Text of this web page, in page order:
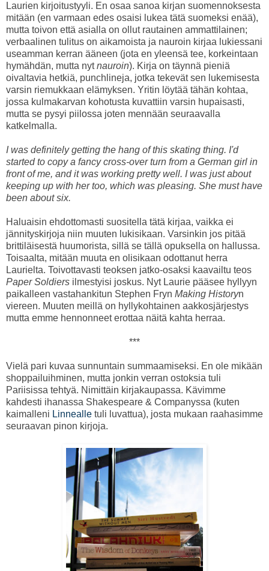
Laurien kirjoitustyyli. En osaa sanoa kirjan suomennoksesta
mitään (en varmaan edes osaisi lukea tätä suomeksi enää),
mutta toivon että asialla on ollut rautainen ammattilainen;
verbaalinen tulitus on aikamoista ja nauroin kirjaa lukiessani
useamman kerran ääneen (jota en yleensä tee, korkeintaan
hymähdän, mutta nytnauroin). Kirja on täynnä pieniä
oivaltavia hetkiä, punchlineja, jotka tekevät sen lukemisesta
varsin riemukkaan elämyksen. Yritin löytää tähän kohtaa,
jossa kulmakarvan kohotusta kuvattiin varsin hupaisasti,
mutta se pysyi piilossa joten mennään seuraavalla
katkelmalla.
I was definitely getting the hang of this skating thing. I'd
started to copy a fancy cross-over turn from a German girl in
front of me, and it was working pretty well. I was just about
keeping up with her too, which was pleasing. She must have
been about six.
Haluaisin ehdottomasti suositella tätä kirjaa, vaikka ei
jännityskirjoja niin muuten lukisikaan. Varsinkin jos pitää
brittiläisestä huumorista, sillä se tällä opuksella on hallussa.
Toisaalta, mitään muuta en olisikaan odottanut herra
Laurielta. Toivottavasti teoksen jatko-osaksi kaavailtu teos
Paper Soldiers ilmestyisi joskus. Nyt Laurie pääsee hyllyyn
paikalleen vastahankitun Stephen Fryn Making Historyn
viereen. Muuten meillä on hyllykohtainen aakkosjärjestys
mutta emme hennonneet erottaa näitä kahta herraa.
***
Vielä pari kuvaa sunnuntain summaamiseksi. En ole mikään
shoppailuihminen, mutta jonkin verran ostoksia tuli
Pariisissa tehtyä. Nimittäin kirjakaupassa. Kävimme
kahdesti ihanassa Shakespeare & Companyssa (kuten
kaimalleni Linnealle tuli luvattua), josta mukaan raahasimme
seuraavan pinon kirjoja.